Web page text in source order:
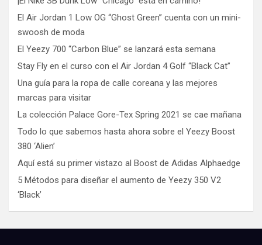
El Air Jordan 1 Low OG “Ghost Green” cuenta con un mini-
swoosh de moda
El Yeezy 700 “Carbon Blue” se lanzará esta semana
Stay Fly en el curso con el Air Jordan 4 Golf “Black Cat”
Una guía para la ropa de calle coreana y las mejores
marcas para visitar
La colección Palace Gore-Tex Spring 2021 se cae mañana
Todo lo que sabemos hasta ahora sobre el Yeezy Boost
380 ‘Alien’
Aquí está su primer vistazo al Boost de Adidas Alphaedge
5 Métodos para diseñar el aumento de Yeezy 350 V2
‘Black’